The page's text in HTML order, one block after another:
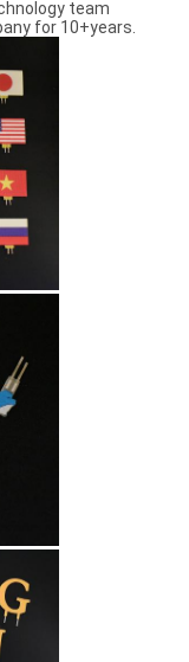
team
for 10+years.